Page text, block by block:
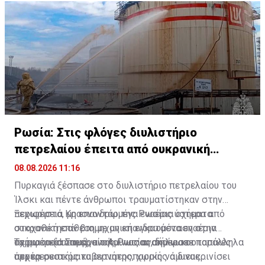
Ρωσία: Στις φλόγες διυλιστήριο
πετρελαίου έπειτα από ουκρανική
επίθεση
08.08.2026 11:16
Πυρκαγιά ξέσπασε στο διυλιστήριο πετρελαίου του
Ίλσκι και πέντε άνθρωποι τραυματίστηκαν στην
περιφέρεια Κρασνοντάρ της Ρωσίας ύστερα από
ουκρανική επίθεση με μη επανδρωμένα εναέρια
οχήματα (drones), ανακοίνωσαν σήμερα οι τοπικές
αρχές.
Ξεχωριστά, μη επανδρωμένα εναέρια οχήματα
στοχοθέτησαν βιομηχανική εγκατάσταση στην
περιφέρεια Σαμάρα της Ρωσίας, δήλωσε ο
περιφερειακός κυβερνήτης, χωρίς να διευκρινίσει
Το ρωσικό υπουργείο Άμυνας ανακοίνωσε παράλληλα
ότι τα συστήματα αντιαεροπορικής άμυνας